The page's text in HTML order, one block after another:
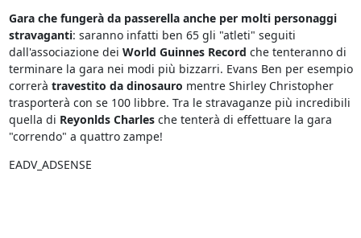
Gara che fungerà da passerella anche per molti personaggi
stravaganti: saranno infatti ben 65 gli "atleti" seguiti
dall'associazione dei World Guinnes Record che tenteranno di
terminare la gara nei modi più bizzarri. Evans Ben per esempio
correrà travestito da dinosauro mentre Shirley Christopher
trasporterà con se 100 libbre. Tra le stravaganze più incredibili
quella di Reyonlds Charlesche tenterà di effettuare la gara
"correndo" a quattro zampe!
EADV_ADSENSE